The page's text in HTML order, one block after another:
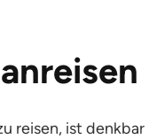
reisen, ist denkbar